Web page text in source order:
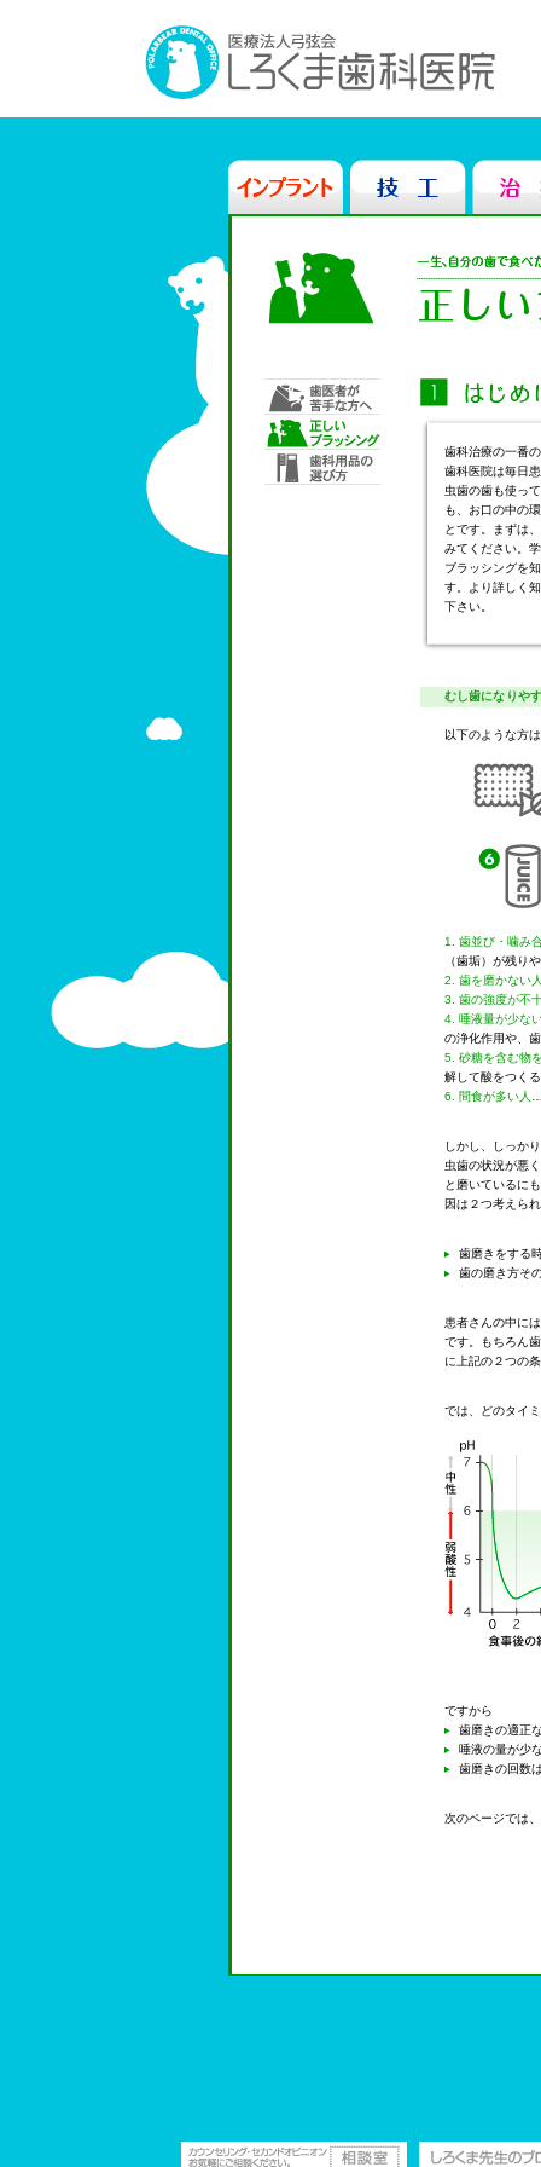
歯科治療の一番
歯科医院は毎日
虫歯の歯も使っ
も、お口の中の
とです。まずは
みてください。
ブラッシングを
す。より詳しく
下さい。
むし歯になりや
以下のような方
1. 歯並び・噛み
（歯垢）が残り
2. 歯を磨かない
3. 歯の強度が不
4. 唾液量が少な
の浄化作用や、
5. 砂糖を含む物
解して酸をつく
6. 間食が多い人
しかし、しっか
虫歯の状況が悪
と磨いているに
因は２つ考えら
歯磨きをする
歯の磨き方そ
患者さんの中に
です。もちろん
に上記の２つの
では、どのタイ
ですから
歯磨きの適正
唾液の量が少
歯磨きの回数
次のページでは